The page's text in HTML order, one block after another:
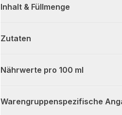
Inhalt & Füllmenge
Zutaten
Nährwerte pro 100 ml
Warengruppenspezifische